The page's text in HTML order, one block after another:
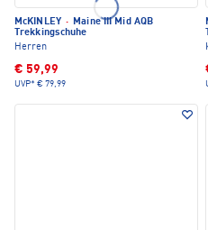
McKINLEY · Maine III Mid AQB
Trekkingschuhe
Herren
€ 59,99
UVP* € 79,99